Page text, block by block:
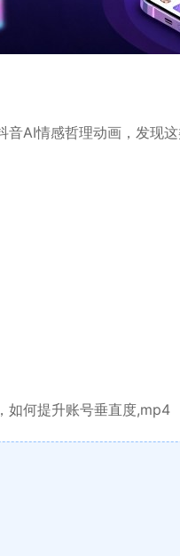
音AI情感哲理动画，发现
如何提升账号垂直度,mp4